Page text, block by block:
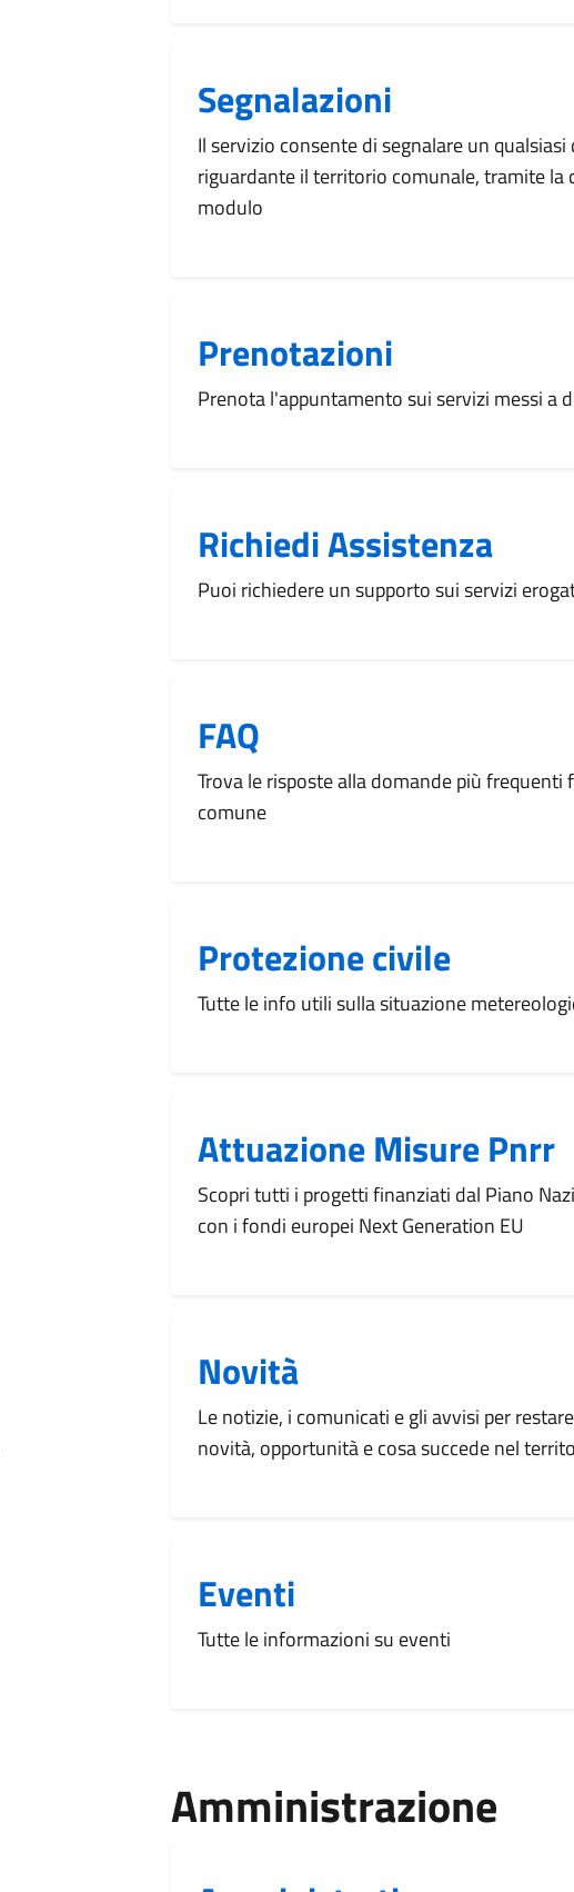
Segnalazioni
Il servizio consente di segnalare un
riguardante il territorio comunale, tramite la
modulo
Prenotazioni
Prenota l'appuntamento sui servizi messi a
Richiedi Assistenza
Puoi richiedere un supporto sui servizi
FAQ
Trova le risposte alla domande più
comune
Protezione civile
Tutte le info utili sulla situazione
Attuazione Misure Pnrr
Scopri tutti i progetti finanziati dal Piano
con i fondi europei Next Generation EU
Novità
Le notizie, i comunicati e gli avvisi per
novità, opportunità e cosa succede nel
Eventi
Tutte le informazioni su eventi
Amministrazione